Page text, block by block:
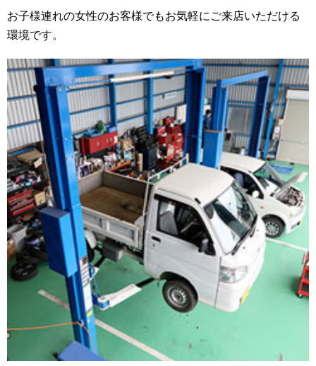
お子様連れの女性のお客様でもお気軽にご来店いただける
環境です。